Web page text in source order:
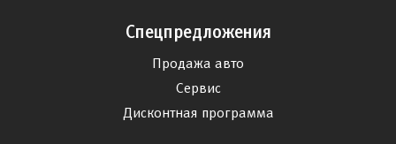
Спецпредложения
Продажа авто
Сервис
Дисконтная программа